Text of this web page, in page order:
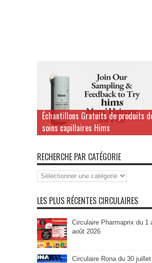
Échantillons Gratuits de produits
soins capillaires Hims
RECHERCHE PAR CATÉGORIE
Recherche
par
LES PLUS RÉCENTES CIRCULAIRES
Circulaire Pharmaprix du 1
août 2026
Circulaire Rona du 30